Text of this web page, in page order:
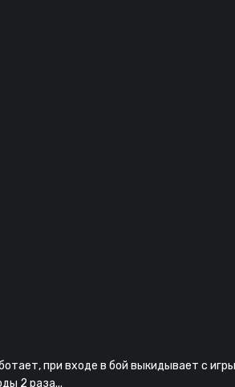
при входе в бой выкидывает с
2 раза...